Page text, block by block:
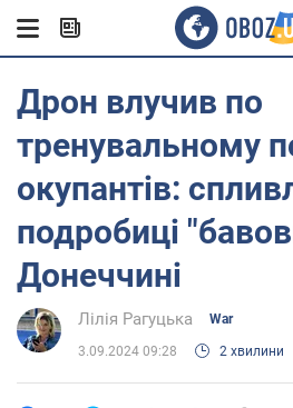
Дрон влучив по
тренувальному
окупантів:
подробиці
Донеччині
Лілія Рагуцька War
3.09.2024 09:28 2 хвилини